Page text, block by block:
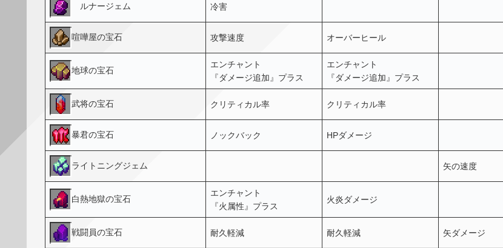
ルナージェム 冷害
喧嘩屋の宝石 攻撃速度 オーバーヒール
地球の宝石
エンチャント
『ダメージ追加』プラス
エンチャント
『ダメージ追加』プラス
武将の宝石 クリティカル率 クリティカル率
暴君の宝石 ノックバック HPダメージ
ライトニングジェム 矢の速度
白熱地獄の宝石
エンチャント
『火属性』プラス
火炎ダメージ
戦闘員の宝石 耐久軽減 耐久軽減 矢ダメージ